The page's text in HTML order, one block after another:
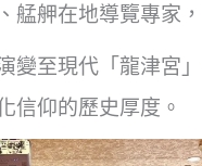
艋舺在地導覽專家
變至現代「龍津宮
信仰的歷史厚度。